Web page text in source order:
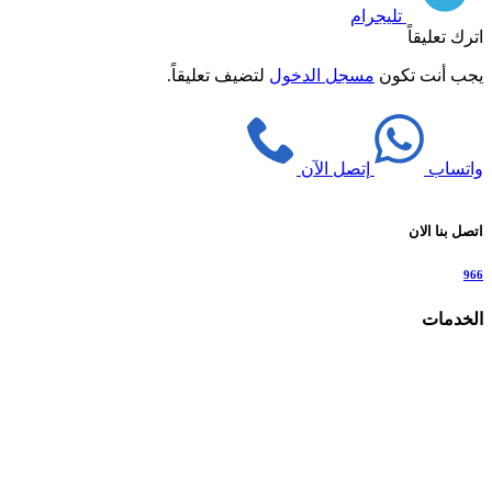
تليجرام
اترك تعليقاً
يجب أنت تكون مسجل الدخول لتضيف تعليقاً.
واتساب إتصل الآن
اتصل بنا الان
966
الخدمات